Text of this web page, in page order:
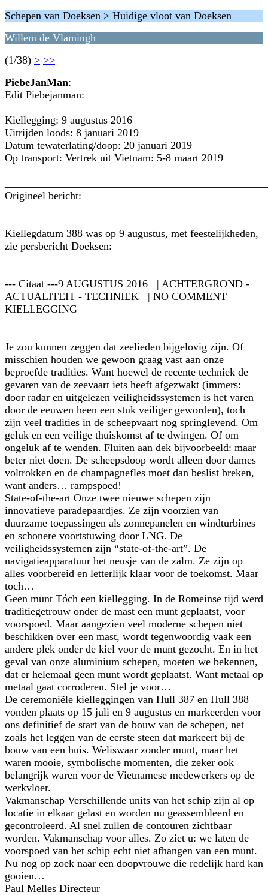
Schepen van Doeksen > Huidige vloot van Doeksen
Willem de Vlamingh
(1/38) > >>
PiebeJanMan:
Edit Piebejanman:
Kiellegging: 9 augustus 2016
Uitrijden loods: 8 januari 2019
Datum tewaterlating/doop: 20 januari 2019
Op transport: Vertrek uit Vietnam: 5-8 maart 2019
Origineel bericht:
Kiellegdatum 388 was op 9 augustus, met feestelijkheden,
zie persbericht Doeksen:
--- Citaat ---9 AUGUSTUS 2016 | ACHTERGROND -
ACTUALITEIT - TECHNIEK | NO COMMENT
KIELLEGGING
Je zou kunnen zeggen dat zeelieden bijgelovig zijn. Of
misschien houden we gewoon graag vast aan onze
beproefde tradities. Want hoewel de recente techniek de
gevaren van de zeevaart iets heeft afgezwakt (immers:
door radar en uitgelezen veiligheidssystemen is het varen
door de eeuwen heen een stuk veiliger geworden), toch
zijn veel tradities in de scheepvaart nog springlevend. Om
geluk en een veilige thuiskomst af te dwingen. Of om
ongeluk af te wenden. Fluiten aan dek bijvoorbeeld: maar
beter niet doen. De scheepsdoop wordt alleen door dames
voltrokken en de champagnefles moet dan beslist breken,
want anders… rampspoed!
State-of-the-art Onze twee nieuwe schepen zijn
innovatieve paradepaardjes. Ze zijn voorzien van
duurzame toepassingen als zonnepanelen en windturbines
en schonere voortstuwing door LNG. De
veiligheidssystemen zijn “state-of-the-art”. De
navigatieapparatuur het neusje van de zalm. Ze zijn op
alles voorbereid en letterlijk klaar voor de toekomst. Maar
toch…
Geen munt Tóch een kiellegging. In de Romeinse tijd werd
traditiegetrouw onder de mast een munt geplaatst, voor
voorspoed. Maar aangezien veel moderne schepen niet
beschikken over een mast, wordt tegenwoordig vaak een
andere plek onder de kiel voor de munt gezocht. En in het
geval van onze aluminium schepen, moeten we bekennen,
dat er helemaal geen munt wordt geplaatst. Want metaal op
metaal gaat corroderen. Stel je voor…
De ceremoniële kielleggingen van Hull 387 en Hull 388
vonden plaats op 15 juli en 9 augustus en markeerden voor
ons definitief de start van de bouw van de schepen, net
zoals het leggen van de eerste steen dat markeert bij de
bouw van een huis. Weliswaar zonder munt, maar het
waren mooie, symbolische momenten, die zeker ook
belangrijk waren voor de Vietnamese medewerkers op de
werkvloer.
Vakmanschap Verschillende units van het schip zijn al op
locatie in elkaar gelast en worden nu geassembleerd en
gecontroleerd. Al snel zullen de contouren zichtbaar
worden. Vakmanschap voor alles. Zo ziet u: we laten de
voorspoed van het schip echt niet afhangen van een munt.
Nu nog op zoek naar een doopvrouwe die redelijk hard kan
gooien…
Paul Melles Directeur